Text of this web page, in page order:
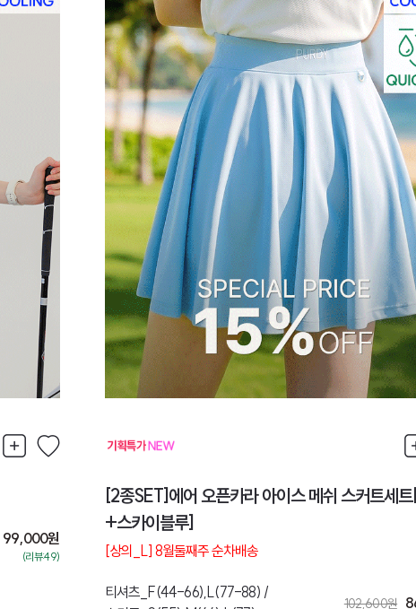
99,000원
(리뷰:49)
[2종SET]에어 오픈카라 아이스 메쉬 스커트세
+스카이블루]
[상의_L] 8월둘째주 순차배송
티셔츠_F(44-66),L(77-88) /
102,600원